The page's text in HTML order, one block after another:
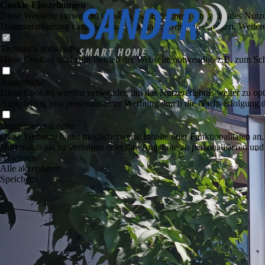
Cookie-Einstellungen
Diese Webseite verwendet Cookies, um Besuchern ein optimales
Datenverarbeitung kann dann auch in einem Drittland erfolgen.
Technisch notwendige
Diese Cookies sind zum Betrieb der Webseite notwendig, z.B. zum
Analytische
Diese Cookies werden verwendet, um das Nutzererlebnis weiter zu
Ausspielung von personalisierter Werbung durch die
Drittanbieter-Inhalte
Diese Webseite bietet möglicherweise Inhalte oder Funktionalitäten
Nutzeraktivität zu verfolgen oder ihre Angebote zu personalisieren
Ablehnen
Alle akzeptieren
Speichern